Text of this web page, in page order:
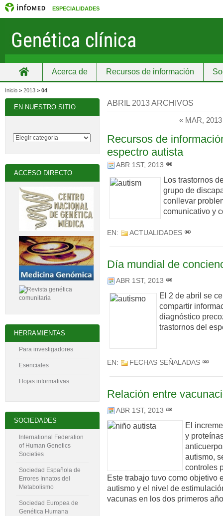
ESPECIALIDADES
Acerca de Recursos de información
Inicio > 2013 > 04
ABRIL 2013 ARCHIVOS
« MAR, 2013
Recursos de
espectro autista
ABR 1ST, 2013
Los trastornos
grupo de
conllevar
comunicativo y
EN: ACTUALIDADES
Día mundial de
ABR 1ST, 2013
El 2 de abril se
compartir
diagnóstico
trastornos del
EN: FECHAS SEÑALADAS
Relación entre
ABR 1ST, 2013
El
y
autismo,
controles
Este trabajo tuvo como objetivo
autismo y el nivel de
vacunas en los dos primeros
EN NUESTRO SITIO
ACCESO DIRECTO
HERRAMIENTAS
Para investigadores
Esenciales
Hojas informativas
SOCIEDADES
International Federation
of Human Genetics
Societies
Sociedad Española de
Errores Innatos del
Metabolismo
Sociedad Europea de
Genética Humana